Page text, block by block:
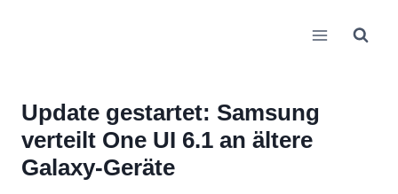
Update gestartet: Samsung
verteilt One UI 6.1 an ältere
Galaxy-Geräte